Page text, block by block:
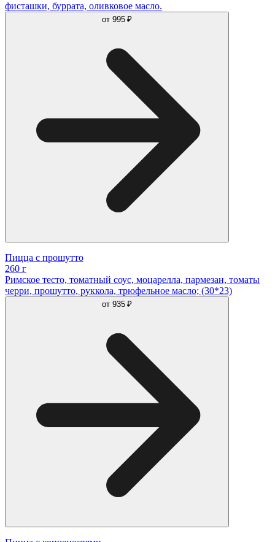
фисташки, буррата, оливковое масло.
от 995 ₽
Пицца с прошутто
260 г
Римское тесто, томатный соус, моцарелла, пармезан, томаты
черри, прошутто, руккола, трюфельное масло; (30*23)
от 935 ₽